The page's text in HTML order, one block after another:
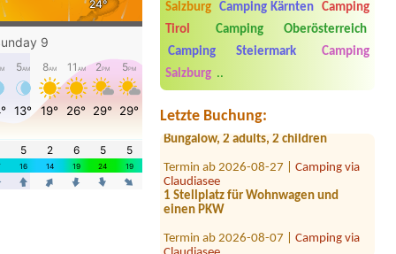
Salzburg
Camping Kärnten
Camping
Tirol
Camping Oberösterreich
Camping Steiermark
Camping
Salzburg ..
Letzte Buchung:
Schloss Burgau
Bungalow- 4 Personen
Storchencamp Rust
Bungalow, 2 adults, 2 children
Claudiasee
1 Stellplatz für Wohnwagen und
einen PKW
Claudiasee